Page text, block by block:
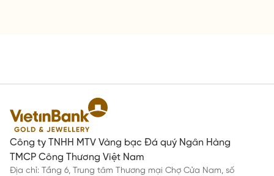
Công ty TNHH MTV Vàng bạc Đá quý Ngân Hàng
TMCP Công Thương Việt Nam
Địa chỉ: Tầng 6, Trung tâm Thương mại Chợ Cửa Nam, số